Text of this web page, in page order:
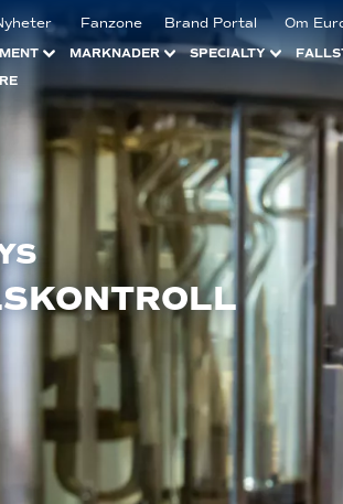
Fanzone Brand Portal Om
MARKNADER SPECIALTY